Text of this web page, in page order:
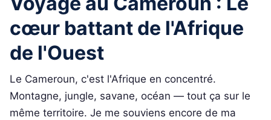
cœur battant de l'Afrique
de l'Ouest
Le Cameroun, c'est l'Afrique en concentré.
Montagne, jungle, savane, océan — tout ça sur le
même territoire. Je me souviens encore de ma